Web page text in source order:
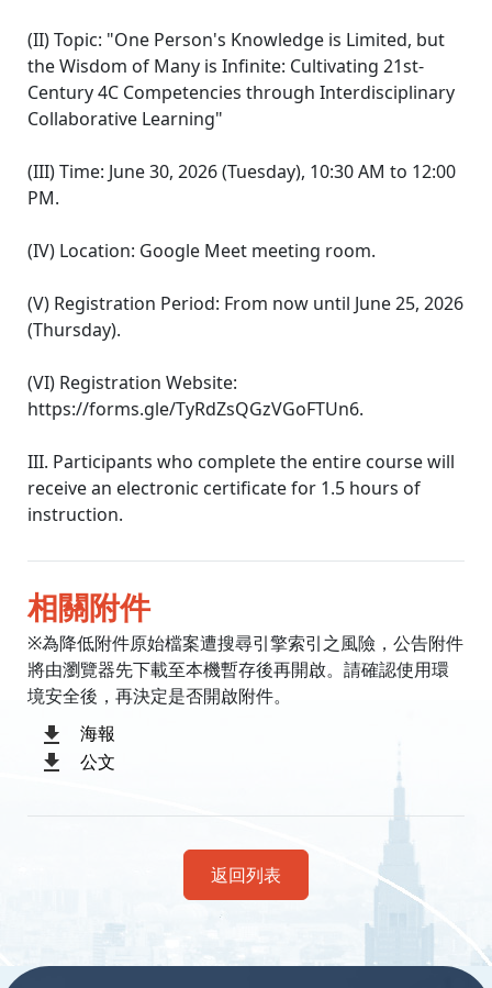
(II) Topic: "One Person's Knowledge is Limited, but
the Wisdom of Many is Infinite: Cultivating 21st-
Century 4C Competencies through Interdisciplinary
Collaborative Learning"
(III) Time: June 30, 2026 (Tuesday), 10:30 AM to 12:00
PM.
(IV) Location: Google Meet meeting room.
(V) Registration Period: From now until June 25, 2026
(Thursday).
(VI) Registration Website:
https://forms.gle/TyRdZsQGzVGoFTUn6.
III. Participants who complete the entire course will
receive an electronic certificate for 1.5 hours of
instruction.
相關附件
※為降低附件原始檔案遭搜尋引擎索引之風險，公告附件
將由瀏覽器先下載至本機暫存後再開啟。請確認使用環
境安全後，再決定是否開啟附件。
海報
公文
返回列表